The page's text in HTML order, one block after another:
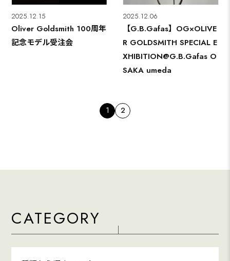
2025.12.15
Oliver Goldsmith 100周年
記念モデル受注会
2025.12.06
【G.B.Gafas】OG×OLIVE
R GOLDSMITH SPECIAL E
XHIBITION@G.B.Gafas O
SAKA umeda
1 2
CATEGORY